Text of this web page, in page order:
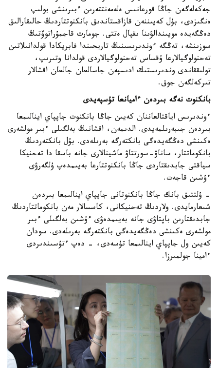
جەكەلەگەن جاڭا قورعانىس ەلەمەنتتەرىن ءبىرىنشى بولىپ
ەنگىزدى، بۇل كەيىننەن قازاقستاندىق بانكنوتتاردىڭ حالىقارالىق
دەڭگەيدە مويىندالۋىنا ىقپال ەتتى. جومارت قاجمۇراتوۆتىڭ
سوزىنشە، تەڭگە ءوندىرىسىنىڭ تاريحىندا فابريكادا قولدانىلاتىن
تەحنولوگيالارعا ۇقساس تەحنولوگيالاردى قولدانا وتىرىپ،
تولىققاندى وندىرىستىك ادىسپەن جاسالعان جالعان اقشالار
تىركەلگەن جوق.
بانكنوت نەگە بىردەن ءاميانعا تۇسپەيدى
ءوندىرىس اياقتالعاننان كەيىن جاڭا بانكنوت جاپپاي اينالىمعا
بىردەن جىبەرىلمەيدى. الدىمەن، اقشانىڭ بەلگىلى ءبىر مولشەرى
ەكىنشى دەڭگەيدەگى بانكتەرگە بەرىلەدى. بۇل بانكتەردىڭ
بانكوماتتار، ساناۋ-سورتتاۋ ماشينالارى جانە باسقا دا تەحنيكا
سياقتى جابدىقتاردى جاڭا بانكنوتتارعا بەيىمدەپ ۇلگەرۋى
ءۇشىن قاجەت.
- ۇلتتىق بانك جاڭا بانكنوتانى جاپپاي اينالىمعا بىردەن
شىعارمايدى. ولاردىڭ تەحنيكانى، كاسسالار مەن بانكوماتتاردىڭ
جابدىقتارىن باپتاۋى جانە بەيىمدەۋى ءۇشىن بەلگىلى ءبىر
مولشەرى ەكىنشى دەڭگەيدەگى بانكتەرگە بەرىلەدى. سودان
كەيىن ول جاپپاي اينالىمعا تۇسەدى، - دەپ ءتۇسىندىردى
ءامينا جولمىرزا.